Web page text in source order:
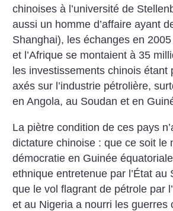
chinoises à l’université de
aussi un homme d’affaire ayant
Shanghai), les échanges en
et l’Afrique se montaient à 35
les investissements chinois étant
axés sur l’industrie pétrolière,
en Angola, au Soudan et en
La piètre condition de ces pays
dictature chinoise : que ce soit le
démocratie en Guinée
ethnique entretenue par l’État au
que le vol flagrant de pétrole par
et au Nigeria a nourri les guerres